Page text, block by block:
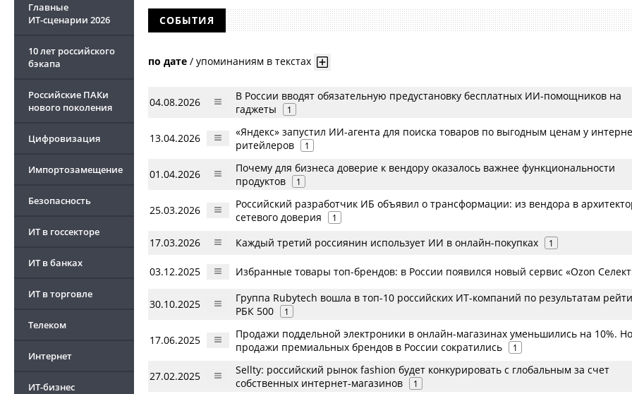
Главные
ИТ-сценарии 2026
10 лет российского
бэкапа
Российские ПАКи
нового поколения
Цифровизация
Импортозамещение
Безопасность
ИТ в госсекторе
ИТ в банках
ИТ в торговле
Телеком
Интернет
ИТ-бизнес
СОБЫТИЯ
по дате / упоминаниям в текстах
04.08.2026
В России вводят обязательную предустановку бесплатных ИИ-помощников на
гаджеты
1
13.04.2026
«Яндекс» запустил ИИ-агента для поиска товаров по выгодным ценам у
ритейлеров
1
01.04.2026
Почему для бизнеса доверие к вендору оказалось важнее функциональности
продуктов
1
25.03.2026
Российский разработчик ИБ объявил о трансформации: из вендора в
сетевого доверия
1
17.03.2026 Каждый третий россиянин использует ИИ в онлайн-покупках 1
03.12.2025 Избранные товары топ-брендов: в России появился новый сервис «Ozon
30.10.2025
Группа Rubytech вошла в топ-10 российских ИТ-компаний по результатам
РБК 500
1
17.06.2025
Продажи поддельной электроники в онлайн-магазинах уменьшились на 10%.
продажи премиальных брендов в России сократились
1
27.02.2025
Sellty: российский рынок fashion будет конкурировать с глобальным за счет
собственных интернет-магазинов
1